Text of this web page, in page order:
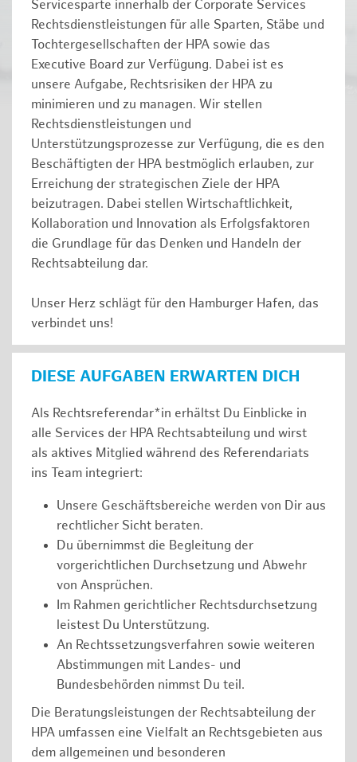
Servicesparte innerhalb der Corporate Services
Rechtsdienstleistungen für alle Sparten, Stäbe und
Tochtergesellschaften der HPA sowie das
Executive Board zur Verfügung. Dabei ist es
unsere Aufgabe, Rechtsrisiken der HPA zu
minimieren und zu managen. Wir stellen
Rechtsdienstleistungen und
Unterstützungsprozesse zur Verfügung, die es den
Beschäftigten der HPA bestmöglich erlauben, zur
Erreichung der strategischen Ziele der HPA
beizutragen. Dabei stellen Wirtschaftlichkeit,
Kollaboration und Innovation als Erfolgsfaktoren
die Grundlage für das Denken und Handeln der
Rechtsabteilung dar.
Unser Herz schlägt für den Hamburger Hafen, das
verbindet uns!
DIESE AUFGABEN ERWARTEN DICH
Als Rechtsreferendar*in erhältst Du Einblicke in
alle Services der HPA Rechtsabteilung und wirst
als aktives Mitglied während des Referendariats
ins Team integriert:
Unsere Geschäftsbereiche werden von Dir aus
rechtlicher Sicht beraten.
Du übernimmst die Begleitung der
vorgerichtlichen Durchsetzung und Abwehr
von Ansprüchen.
Im Rahmen gerichtlicher Rechtsdurchsetzung
leistest Du Unterstützung.
An Rechtssetzungsverfahren sowie weiteren
Abstimmungen mit Landes- und
Bundesbehörden nimmst Du teil.
Die Beratungsleistungen der Rechtsabteilung der
HPA umfassen eine Vielfalt an Rechtsgebieten aus
dem allgemeinen und besonderen